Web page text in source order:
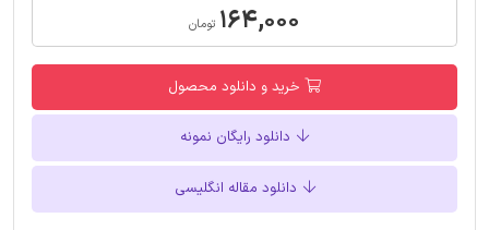
۱۶۴,۰۰۰ تومان
خرید و دانلود محصول
دانلود رایگان نمونه
دانلود مقاله انگلیسی